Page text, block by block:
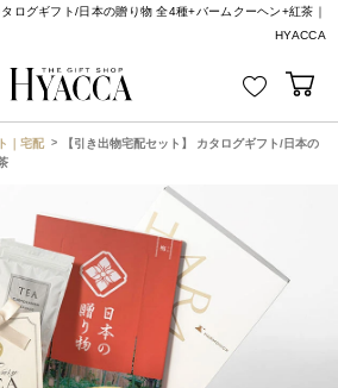
ログギフト/日本の贈り物 全4種+バームクーヘン+紅茶｜
HYACCA
｜宅配
【引き出物宅配セット】 カタログギフト/日本の